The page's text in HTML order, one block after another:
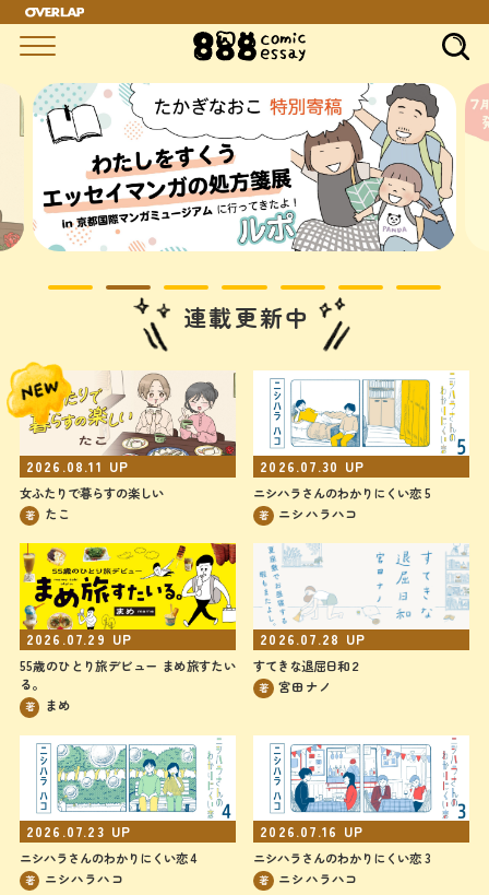
連載更新中
2026.08.11 UP
女ふたりで暮らすの楽しい
著 たこ
2026.07.30 UP
ニシハラさんのわかりにくい恋 5
著 ニシハラハコ
2026.07.29 UP
55歳のひとり旅デビュー まめ旅すたい
る。
著 まめ
2026.07.28 UP
すてきな退屈日和２
著 宮田ナノ
2026.07.23 UP
ニシハラさんのわかりにくい恋 4
著 ニシハラハコ
2026.07.16 UP
ニシハラさんのわかりにくい恋 3
著 ニシハラハコ